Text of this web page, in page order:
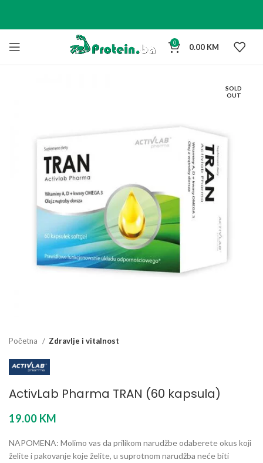
0 0.00 KM
SOLD
OUT
Početna Zdravlje i vitalnost
ActivLab Pharma TRAN (60 kapsula)
19.00 KM
NAPOMENA: Molimo vas da prilikom narudžbe odaberete okus koji
želite i pakovanje koje želite, u suprotnom narudžba neće biti